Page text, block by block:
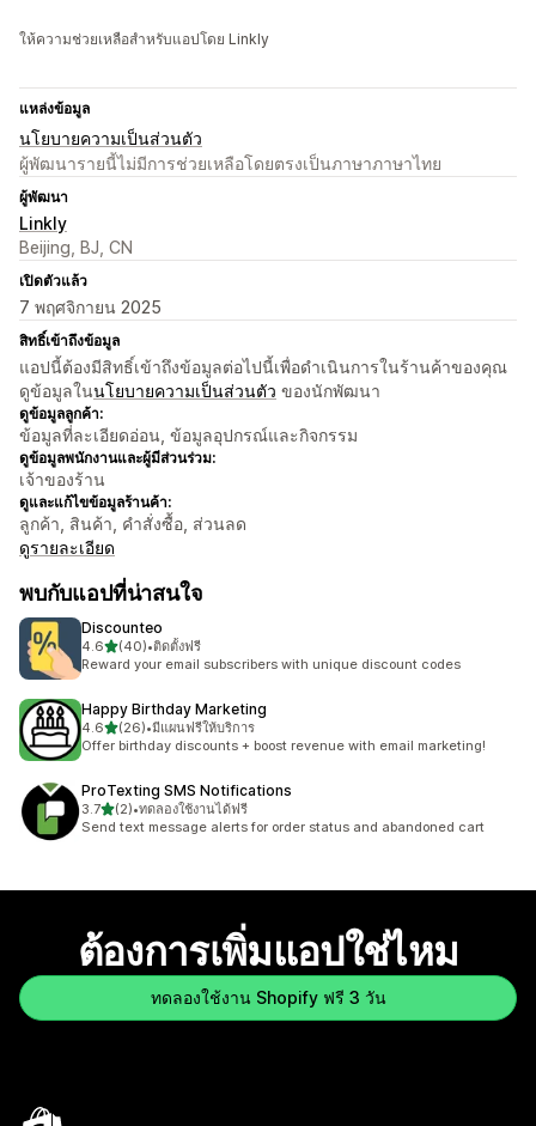
ให้ความช่วยเหลือสำหรับแอปโดย Linkly
แหล่งข้อมูล
นโยบายความเป็นส่วนตัว
ผู้พัฒนารายนี้ไม่มีการช่วยเหลือโดยตรงเป็นภาษาภาษาไทย
ผู้พัฒนา
Linkly
Beijing, BJ, CN
เปิดตัวแล้ว
7 พฤศจิกายน 2025
สิทธิ์เข้าถึงข้อมูล
แอปนี้ต้องมีสิทธิ์เข้าถึงข้อมูลต่อไปนี้เพื่อดำเนินการในร้านค้าของคุณ
ดูข้อมูลในนโยบายความเป็นส่วนตัว ของนักพัฒนา
ดูข้อมูลลูกค้า:
ข้อมูลที่ละเอียดอ่อน, ข้อมูลอุปกรณ์และกิจกรรม
ดูข้อมูลพนักงานและผู้มีส่วนร่วม:
เจ้าของร้าน
ดูและแก้ไขข้อมูลร้านค้า:
ลูกค้า, สินค้า, คำสั่งซื้อ, ส่วนลด
ดูรายละเอียด
พบกับแอปที่น่าสนใจ
Discounteo
4.6เต็ม 5 ดาว
(40)
ทั้งหมด 40 รีวิว
•ติดตั้งฟรี
Reward your email subscribers with unique discount codes
Happy Birthday Marketing
4.6เต็ม 5 ดาว
(26)
ทั้งหมด 26 รีวิว
•มีแผนฟรีให้บริการ
Offer birthday discounts + boost revenue with email marketing!
ProTexting SMS Notifications
3.7เต็ม 5 ดาว
(2)
ทั้งหมด 2 รีวิว
•ทดลองใช้งานได้ฟรี
Send text message alerts for order status and abandoned cart
ต้องการเพิ่มแอปใช่ไหม
ทดลองใช้งาน Shopify ฟรี 3 วัน